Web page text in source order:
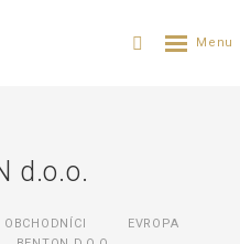
d.o.o.
OBCHODNÍCI
EVROPA